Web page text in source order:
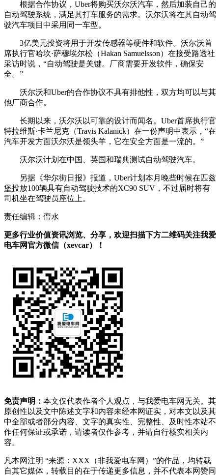
根据合作协议，Uber将购买沃尔沃汽车，然后加装自己的
自动驾驶系统，满足其打车服务的需求。沃尔沃将在其自动驾
驶汽车项目中采用同一车型。
3亿美元投资将用于开发传感器等硬件和软件。沃尔沃首
席执行官哈坎·萨穆埃尔松（Hakan Samuelsson）在接受路透社
采访时说，“自动驾驶是关键。厂商需要开发软件，确保安
全。”
沃尔沃和Uber的合作协议不具有排他性，双方均可以与其
他厂商合作。
长期以来，沃尔沃以可靠的设计而闻名。Uber首席执行官
特拉维斯·卡兰尼克（Travis Kalanick）在一份声明中表示，“在
汽车开发方面沃尔沃是领头羊，它在安全方面是一流的。”
沃尔沃计划在中国、英国和瑞典测试自动驾驶汽车。
另据《华尔街日报》报道，Uber计划本月晚些时候在匹兹
堡投放100辆具有自动驾驶技术的XC90 SUV，不过届时将有
司机坐在驾驶员座位上。
责任编辑：峦水
更多行业价值资讯浏览、分享，欢迎扫描下方二维码关注我爱
电车网官方微信（xevcar）！
免责声明： 本文仅代表作者个人观点，与我爱电车网无关。其
原创性以及文中陈述文字和内容未经本网证实，对本文以及其
中全部或者部分内容、文字的真实性、完整性、及时性本站不
作任何保证或承诺，请读者仅作参考，并请自行核实相关内
容。
凡本网注明 “来源：XXX（非我爱电车网）”的作品，均转载
自其它媒体，转载目的在于传递更多信息，并不代表本网赞同